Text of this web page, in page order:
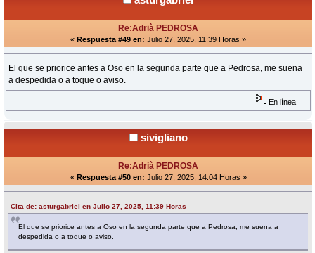
Re:Adrià PEDROSA
« Respuesta #49 en: Julio 27, 2025, 11:39 Horas »
El que se priorice antes a Oso en la segunda parte que a Pedrosa, me suena
a despedida o a toque o aviso.
En línea
sivigliano
Re:Adrià PEDROSA
« Respuesta #50 en: Julio 27, 2025, 14:04 Horas »
Cita de: asturgabriel en Julio 27, 2025, 11:39 Horas
El que se priorice antes a Oso en la segunda parte que a Pedrosa, me suena a
despedida o a toque o aviso.